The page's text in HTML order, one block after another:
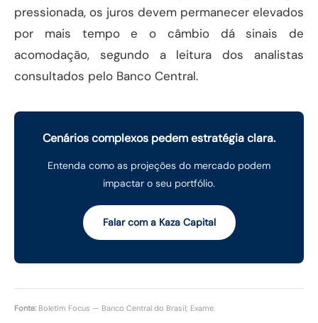
pressionada, os juros devem permanecer elevados
por mais tempo e o câmbio dá sinais de
acomodação, segundo a leitura dos analistas
consultados pelo Banco Central.
Cenários complexos pedem estratégia clara.
Entenda como as projeções do mercado podem
impactar o seu portfólio.
Falar com a Kaza Capital
Fonte: Boletim Focus — Banco Central do Brasil; Exame.